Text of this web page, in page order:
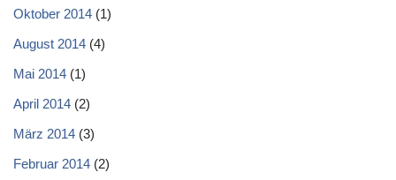
Oktober 2014 (1)
August 2014 (4)
Mai 2014 (1)
April 2014 (2)
März 2014 (3)
Februar 2014 (2)